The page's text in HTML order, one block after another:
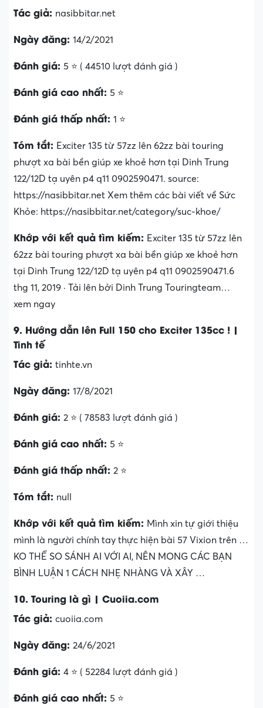
Tác giả: nasibbitar.net
Ngày đăng: 14/2/2021
Đánh giá: 5 ⭐ ( 44510 lượt đánh giá )
Đánh giá cao nhất: 5 ⭐
Đánh giá thấp nhất: 1 ⭐
Tóm tắt: Exciter 135 từ 57zz lên 62zz bài touring
phượt xa bài bền giúp xe khoẻ hơn tại Dinh Trung
122/12D tạ uyên p4 q11 0902590471. source:
https://nasibbitar.net Xem thêm các bài viết về Sức
Khỏe: https://nasibbitar.net/category/suc-khoe/
Khớp với kết quả tìm kiếm: Exciter 135 từ 57zz lên
62zz bài touring phượt xa bài bền giúp xe khoẻ hơn
tại Dinh Trung 122/12D tạ uyên p4 q11 0902590471.6
thg 11, 2019 · Tải lên bởi Dinh Trung Touringteam…
xem ngay
9. Hướng dẫn lên Full 150 cho Exciter 135cc ! |
Tinh tế
Tác giả: tinhte.vn
Ngày đăng: 17/8/2021
Đánh giá: 2 ⭐ ( 78583 lượt đánh giá )
Đánh giá cao nhất: 5 ⭐
Đánh giá thấp nhất: 2 ⭐
Tóm tắt: null
Khớp với kết quả tìm kiếm: Mình xin tự giới thiệu
mình là người chính tay thực hiện bài 57 Vixion trên …
KO THỂ SO SÁNH AI VỚI AI, NÊN MONG CÁC BẠN
BÌNH LUẬN 1 CÁCH NHẸ NHÀNG VÀ XÂY …
10. Touring là gì | Cuoiia.com
Tác giả: cuoiia.com
Ngày đăng: 24/6/2021
Đánh giá: 4 ⭐ ( 52284 lượt đánh giá )
Đánh giá cao nhất: 5 ⭐